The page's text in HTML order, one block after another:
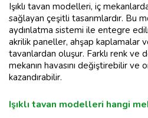
Işıklı tavan modelleri, iç
sağlayan çeşitli tasarımlardır. Bu
aydınlatma sistemi ile entegre
akrilik paneller, ahşap kaplamalar
tavanlardan oluşur. Farklı renk ve
mekanın havasını değiştirebilir
kazandırabilir.
Işıklı tavan modelleri hangi